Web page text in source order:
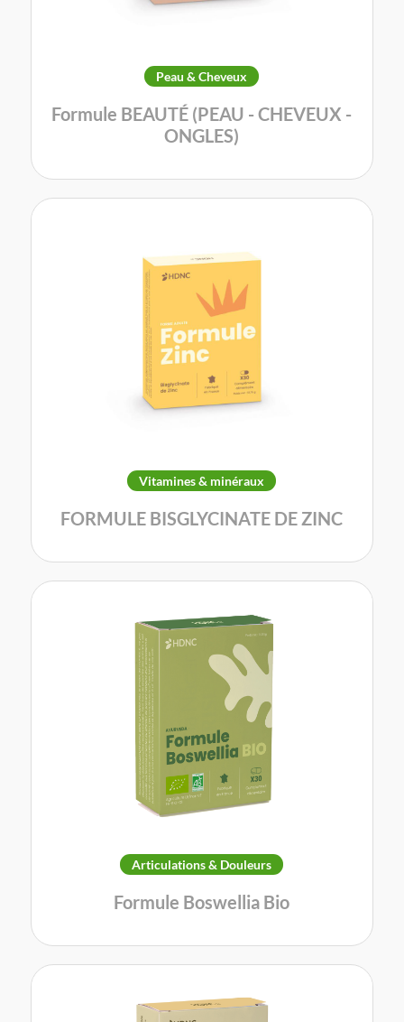
Peau & Cheveux
Formule BEAUTÉ (PEAU - CHEVEUX -
ONGLES)
Vitamines & minéraux
FORMULE BISGLYCINATE DE ZINC
Articulations & Douleurs
Formule Boswellia Bio